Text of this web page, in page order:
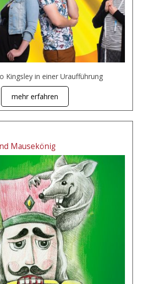
Kingsley in einer Uraufführung
mehr erfahren
Mausekönig